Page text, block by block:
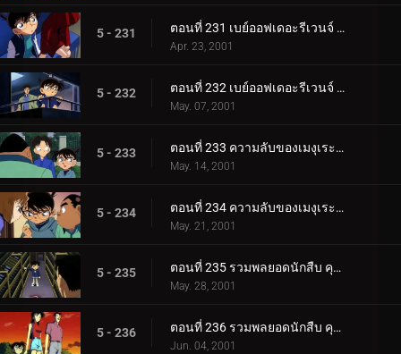
5 - 231 ตอนที่ 231 เบย์ออฟเดอะรีเวนจ์ (ตอนแรก)
Apr. 23, 2001
5 - 232 ตอนที่ 232 เบย์ออฟเดอะรีเวนจ์ (ตอนจบ)
May. 07, 2001
5 - 233 ตอนที่ 233 ความลับของเมงุเระที่ถูกผนึกไว้ (ตอนแรก)
May. 14, 2001
5 - 234 ตอนที่ 234 ความลับของเมงุเระที่ถูกผนึกไว้ (ตอนจบ)
May. 21, 2001
5 - 235 ตอนที่ 235 รวมพลยอดนักสืบ คุโด้ ชินอิจิ ปะทะ จอมโจรคิด (ตอนพิเศษ ตอนแรก) ยอดนักสืบจิ๋วโคนัน เดอะซี.
May. 28, 2001
5 - 236 ตอนที่ 236 รวมพลยอดนักสืบ คุโด้ ชินอิจิ ปะทะ จอมโจรคิด (ตอนพิเศษ ตอนที่ 2) ยอดนักสืบจิ๋วโคนัน เดอะซ_.
Jun. 04, 2001